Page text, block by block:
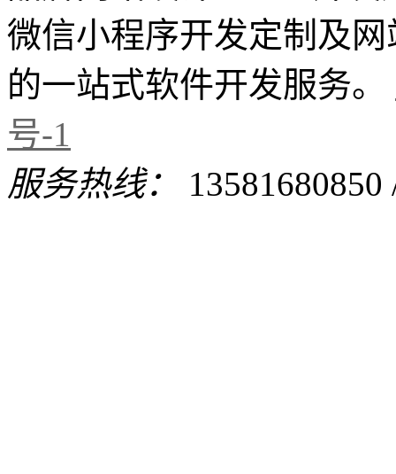
微信小程序开发定制及
的一站式软件开发服务。
号-1
服务热线：